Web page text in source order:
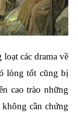
các drama về
lòng tốt cũng bị
cao trào những
cần chứng